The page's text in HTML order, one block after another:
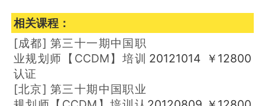
相关课程：
[成都]第三十一期中国职
业规划师【CCDM】培训
认证
20121014 ￥12800
[北京]第三十期中国职业